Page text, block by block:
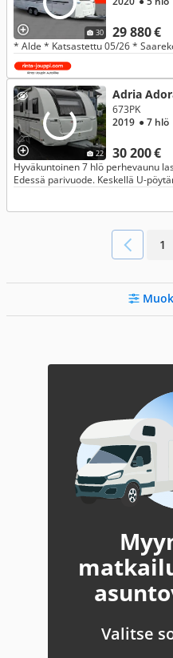
30 29 880 €
* Alde * Katsastettu 05/26 *
22
Adria
30 200 €
673PK
2019 ● 7 hlö
Hyväkuntoinen 7 hlö perhevaunu
Edessä parivuode. Keskellä U-
1
Valitse